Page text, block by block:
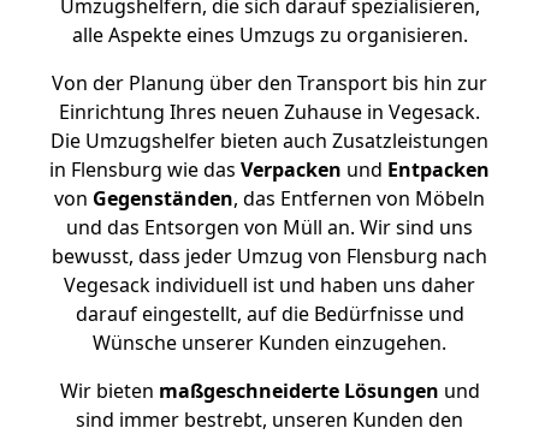
Umzugshelfern, die sich darauf spezialisieren,
alle Aspekte eines Umzugs zu organisieren.
Von der Planung über den Transport bis hin zur
Einrichtung Ihres neuen Zuhause in Vegesack.
Die Umzugshelfer bieten auch Zusatzleistungen
in Flensburg wie das Verpacken und Entpacken
von Gegenständen, das Entfernen von Möbeln
und das Entsorgen von Müll an. Wir sind uns
bewusst, dass jeder Umzug von Flensburg nach
Vegesack individuell ist und haben uns daher
darauf eingestellt, auf die Bedürfnisse und
Wünsche unserer Kunden einzugehen.
Wir bieten maßgeschneiderte Lösungen und
sind immer bestrebt, unseren Kunden den